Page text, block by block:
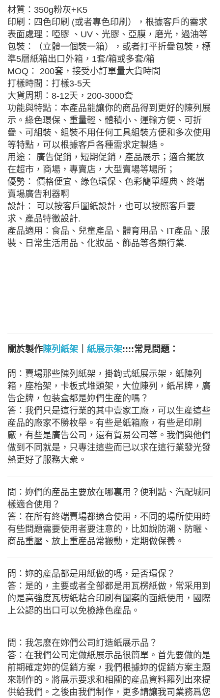
材質：350g粉灰+K5
印刷：四色印刷 (或者專色印刷），根據客戶的需求
表面處理：啞膠 、UV、光膠、亞膜，磨光，過油等
包裝：（立體一個裝一箱），或者打平折疊包裝，標
準5層紙箱出口外箱，1套/箱或多套/箱
MOQ： 200套，接受小訂單量大貨時間
打樣時間：打樣3-5天
大貨周期：8-12天，200-3000套
功能與特點：本產品能讓你的商品得到更好的陳列展
示。綠色環保、重量輕、體積小、運輸方便、可折
疊、可組裝、組裝不用任何工具組裝方便和多次使用
等特點，可以根據客戶各種需求定製造。
用途： 廣告促銷，短期促銷，產品展示；適合擺放
在超市，商場，專賣店，大型賣場等場所；
優勢： 價格便宜、綠色環保、色彩簡單經典、終端
賣場廣告利器啊
設計： 可以按客戶圖紙設計，也可以按照客戶要
求、產品特徵設計.
產品適用：食品、兒童產品、體育用品、IT產品、服
裝、日常生活用品、化妝品、飾品等各類行業.
關於製作陳列紙架 紙展示架::::常見問題：
問：賣場那些陳列紙架，掛鉤式紙展示架，紙陳列
箱，座枱架，卡板式堆頭架，大位陳列，紙吊牌，廣
告企牌，包装盒都是妳們生産的嗎？
答：我們只是這行業的其中壹家工廠，可以生産這些
産品的廠家不勝枚舉。有些是紙箱廠，有些是印刷
廠，有些是廣告公司，還有貿易公司等。我們與他們
做到不同就是，只專注這些而已以求在這行業發光發
熱更好了服務大衆。
問：妳們的産品主要放在哪裏用？便利點、汽配城同
樣適合使用？
答：在所有終端賣場都適合使用，不同的場所使用時
有些問題需要使用者要注意的，比如說防潮、防曬、
商品重壓、放上重産品常搬動，定期做保養。
問：妳的産品都是用紙做的嗎，是否環保？
答：是的，主要或者全部都是用瓦楞紙做，常采用到
的是高強度瓦楞紙粘合印刷有圖案的面紙使用，國際
上公認的出口可以免檢綠色産品。
問：我怎麽在妳們公司訂造紙展示品？
答：在我們公司定做紙展示品很簡單。首先要做的是
前期確定妳的促銷方案，我們根據妳的促銷方案主題
來制作的。將展示要求和相關的産品資料羅列出來提
供給我們。之後由我們制作，更多請讓我司業務爲您